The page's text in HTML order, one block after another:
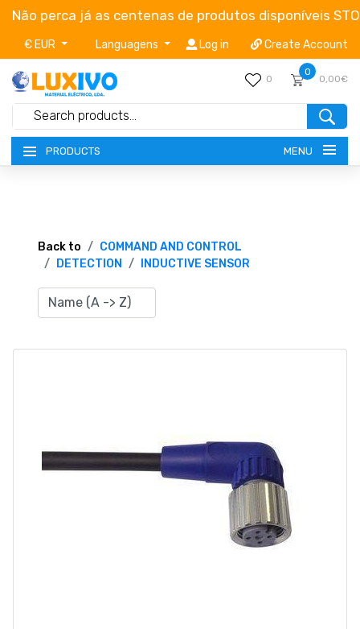
Não perca já as centenas de produtos disponíveis
€ EUR Languagens Log in Create Account
0
0
0,00€
PRODUCTS MENU
TERMS OF SERVICE
geral@luxivo.pt
Back to
COMMAND AND CONTROL
DETECTION
INDUCTIVE SENSOR